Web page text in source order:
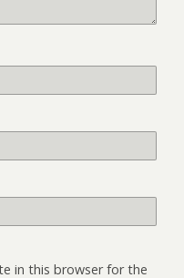
in this browser for the